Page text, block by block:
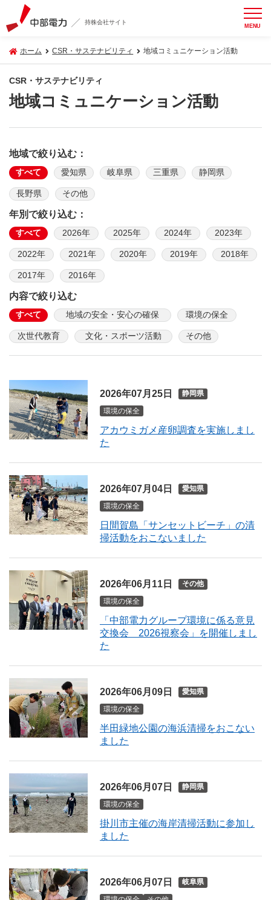
持株会社サイト MENU
ホーム CSR・サステナビリティ 地域コミュニケーション活動
CSR・サステナビリティ
地域コミュニケーション活動
地域で絞り込む：
すべて 愛知県 岐阜県 三重県 静岡県
長野県 その他
年別で絞り込む：
すべて 2026年 2025年 2024年 2023年
2022年 2021年 2020年 2019年 2018年
2017年 2016年
内容で絞り込む
すべて 地域の安全・安心の確保 環境の保全
次世代教育 文化・スポーツ活動 その他
2026年07月25日 静岡県
環境の保全
アカウミガメ産卵調査を実施しまし
た
2026年07月04日 愛知県
環境の保全
日間賀島「サンセットビーチ」の清
掃活動をおこないました
2026年06月11日 その他
環境の保全
「中部電力グループ環境に係る意見
交換会 2026視察会」を開催しまし
た
2026年06月09日 愛知県
環境の保全
半田緑地公園の海浜清掃をおこない
ました
2026年06月07日 静岡県
環境の保全
掛川市主催の海岸清掃活動に参加し
ました
2026年06月07日 岐阜県